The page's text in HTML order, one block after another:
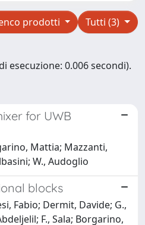
Tutti (3)
prodotti
esecuzione: 0.006 secondi).
for UWB
Mattia; Mazzanti,
W., Audoglio
blocks
Fabio; Dermit, Davide; G.,
F., Sala; Borgarino,